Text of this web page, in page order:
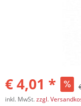
€ 4,01 *
inkl. MwSt.zzgl.